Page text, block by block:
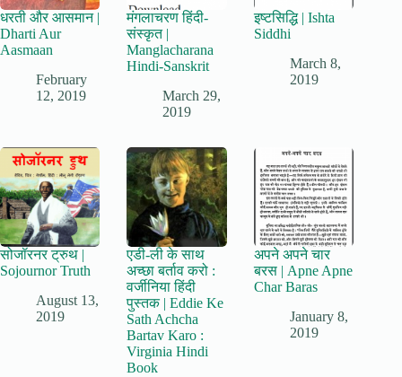
धरती और आसमान |
Dharti Aur
Aasmaan
February
12, 2019
मंगलाचरण हिंदी-
संस्कृत |
Manglacharana
Hindi-Sanskrit
March 29,
2019
इष्टसिद्धि | Ishta
Siddhi
March 8,
2019
सोजॉरनर ट्रुथ |
Sojournor Truth
August 13,
2019
एडी-ली के साथ
अच्छा बर्ताव करो :
वर्जीनिया हिंदी
पुस्तक | Eddie Ke
Sath Achcha
Bartav Karo :
Virginia Hindi
Book
अपने अपने चार
बरस | Apne Apne
Char Baras
January 8,
2019